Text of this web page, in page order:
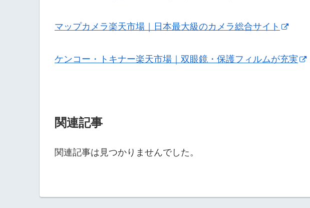
マップカメラ楽天市場｜日本最大級のカメラ総合サイト
ケンコー・トキナー楽天市場｜双眼鏡・保護フィルムが充実
関連記事
関連記事は見つかりませんでした。